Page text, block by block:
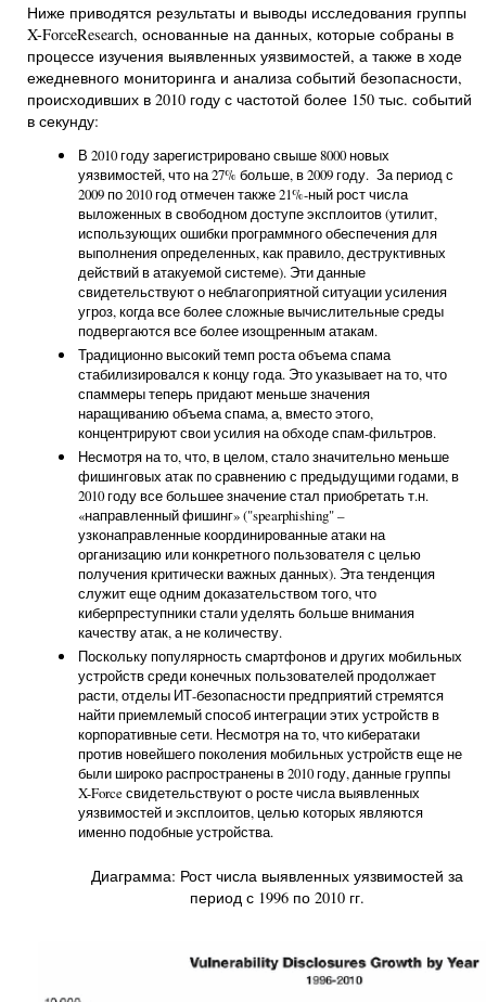
Ниже приводятся результаты и выводы исследования группы
X-ForceResearch, основанные на данных, которые собраны в
процессе изучения выявленных уязвимостей, а также в ходе
ежедневного мониторинга и анализа событий безопасности,
происходивших в 2010 году с частотой более 150 тыс. событий
в секунду:
В 2010 году зарегистрировано свыше 8000 новых
уязвимостей, что на 27% больше, в 2009 году. За период с
2009 по 2010 год отмечен также 21%-ный рост числа
выложенных в свободном доступе эксплоитов (утилит,
использующих ошибки программного обеспечения для
выполнения определенных, как правило, деструктивных
действий в атакуемой системе). Эти данные
свидетельствуют о неблагоприятной ситуации усиления
угроз, когда все более сложные вычислительные среды
подвергаются все более изощренным атакам.
Традиционно высокий темп роста объема спама
стабилизировался к концу года. Это указывает на то, что
спаммеры теперь придают меньше значения
наращиванию объема спама, а, вместо этого,
концентрируют свои усилия на обходе спам-фильтров.
Несмотря на то, что, в целом, стало значительно меньше
фишинговых атак по сравнению с предыдущими годами, в
2010 году все большее значение стал приобретать т.н.
«направленный фишинг» ("spearphishing" –
узконаправленные координированные атаки на
организацию или конкретного пользователя с целью
получения критически важных данных). Эта тенденция
служит еще одним доказательством того, что
киберпреступники стали уделять больше внимания
качеству атак, а не количеству.
Поскольку популярность смартфонов и других мобильных
устройств среди конечных пользователей продолжает
расти, отделы ИТ-безопасности предприятий стремятся
найти приемлемый способ интеграции этих устройств в
корпоративные сети. Несмотря на то, что кибератаки
против новейшего поколения мобильных устройств еще не
были широко распространены в 2010 году, данные группы
X-Force свидетельствуют о росте числа выявленных
уязвимостей и эксплоитов, целью которых являются
именно подобные устройства.
Диаграмма: Рост числа выявленных уязвимостей за
период с 1996 по 2010 гг.